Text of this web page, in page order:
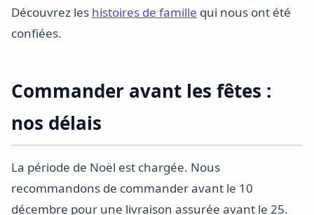
Découvrez les histoires de famille qui nous ont été
confiées.
Commander avant les fêtes :
nos délais
La période de Noël est chargée. Nous
recommandons de commander avant le 10
décembre pour une livraison assurée avant le 25.